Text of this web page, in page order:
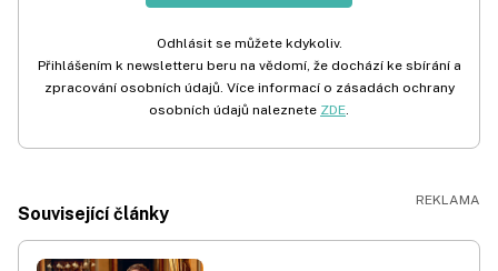
Odhlásit se můžete kdykoliv.
Přihlášením k newsletteru beru na vědomí, že dochází ke sbírání a
zpracování osobních údajů. Více informací o zásadách ochrany
osobních údajů naleznete ZDE
Související články